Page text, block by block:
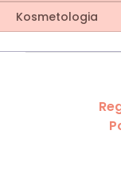
Kosmetologia